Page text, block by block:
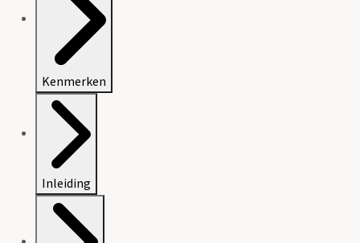
Kenmerken
Inleiding